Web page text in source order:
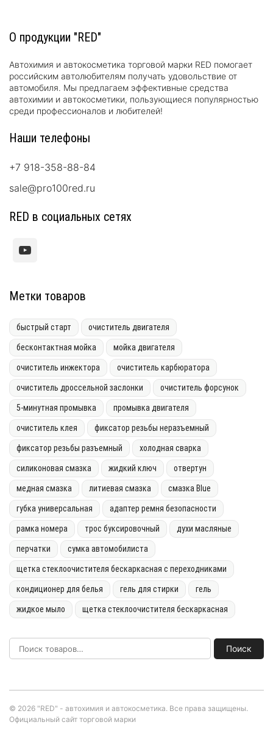
О продукции "RED"
Автохимия и автокосметика торговой марки RED помогает
российским автолюбителям получать удовольствие от
автомобиля. Мы предлагаем эффективные средства
автохимии и автокосметики, пользующиеся популярностью
среди профессионалов и любителей!
Наши телефоны
+7 918-358-88-84
sale@pro100red.ru
RED в социальных сетях
Метки товаров
быстрый старт очиститель двигателя
бесконтактная мойка мойка двигателя
очиститель инжектора очиститель карбюратора
очиститель дроссельной заслонки очиститель форсунок
5-минутная промывка промывка двигателя
очиститель клея фиксатор резьбы неразъемный
фиксатор резьбы разъемный холодная сварка
силиконовая смазка жидкий ключ отвертун
медная смазка литиевая смазка смазка Blue
губка универсальная адаптер ремня безопасности
рамка номера трос буксировочный духи масляные
перчатки сумка автомобилиста
щетка стеклоочистителя бескаркасная с переходниками
кондиционер для белья гель для стирки гель
жидкое мыло щетка стеклоочистителя бескаркасная
Поиск
© 2026 "RED" - автохимия и автокосметика. Все права защищены.
Официальный сайт торговой марки